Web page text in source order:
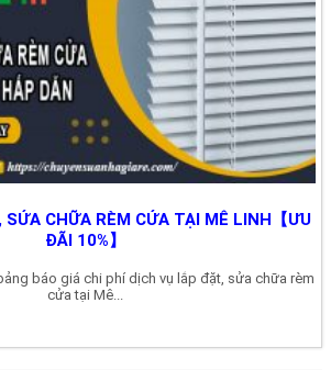
CHỮA RÈM CỬA TẠI MÊ LINH【ƯU
ĐÃI 10%】
báo giá chi phí dịch vụ lắp đặt, sửa chữa rèm
cửa tại Mê...